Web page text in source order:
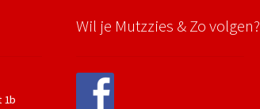
1b
Wil je Mutzzies & Zo volgen?